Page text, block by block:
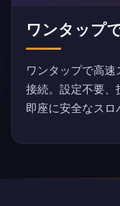
ワンタップ
ワンタップで高
接続。設定不要
即座に安全なスロ